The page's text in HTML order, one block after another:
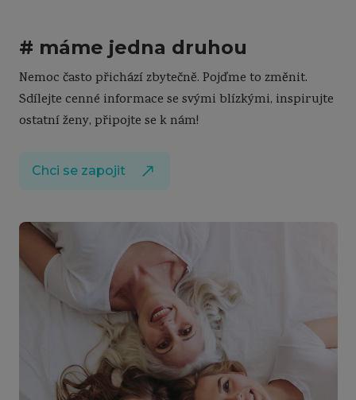
# máme jedna druhou
Nemoc často přichází zbytečně. Pojďme to změnit.
Sdílejte cenné informace se svými blízkými, inspirujte
ostatní ženy, připojte se k nám!
Chci se zapojit